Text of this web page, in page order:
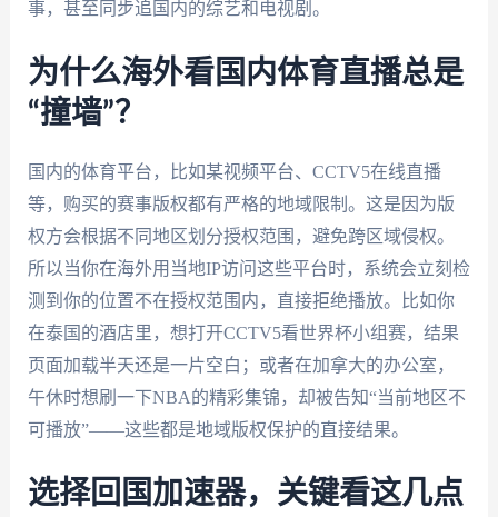
事，甚至同步追国内的综艺和电视剧。
为什么海外看国内体育直播总是
“撞墙”？
国内的体育平台，比如某视频平台、CCTV5在线直播
等，购买的赛事版权都有严格的地域限制。这是因为版
权方会根据不同地区划分授权范围，避免跨区域侵权。
所以当你在海外用当地IP访问这些平台时，系统会立刻检
测到你的位置不在授权范围内，直接拒绝播放。比如你
在泰国的酒店里，想打开CCTV5看世界杯小组赛，结果
页面加载半天还是一片空白；或者在加拿大的办公室，
午休时想刷一下NBA的精彩集锦，却被告知“当前地区不
可播放”——这些都是地域版权保护的直接结果。
选择回国加速器，关键看这几点